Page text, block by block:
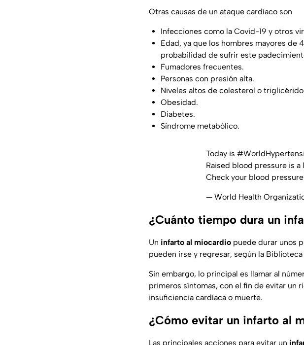
Otras causas de un ataque cardíaco son
Infecciones como la Covid-19 y otros
Edad, ya que los hombres mayores de
probabilidad de sufrir este
Fumadores frecuentes.
Personas con presión alta.
Niveles altos de colesterol o
Obesidad.
Diabetes.
Síndrome metabólico.
Today is
Raised blood pressure is
Check your blood
— World Health
¿Cuánto tiempo dura un
Un infarto al miocardio puede durar unos
pueden irse y regresar, según la
Sin embargo, lo principal es llamar al
primeros síntomas, con el fin de evitar un
insuficiencia cardíaca o muerte.
¿Cómo evitar un infarto al
Las principales acciones para evitar un